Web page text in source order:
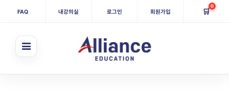
FAQ 내강의실 로그인 회원가입 🛒0